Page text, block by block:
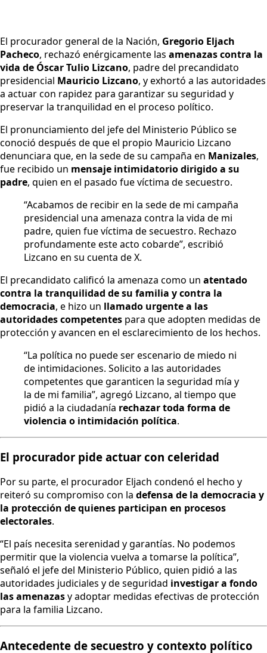
El procurador general de la Nación, Gregorio Eljach
Pacheco, rechazó enérgicamente las amenazas contra la
vida de Óscar Tulio Lizcano, padre del precandidato
presidencial Mauricio Lizcano, y exhortó a las autoridades
a actuar con rapidez para garantizar su seguridad y
preservar la tranquilidad en el proceso político.
El pronunciamiento del jefe del Ministerio Público se
conoció después de que el propio Mauricio Lizcano
denunciara que, en la sede de su campaña en Manizales,
fue recibido un mensaje intimidatorio dirigido a su
padre, quien en el pasado fue víctima de secuestro.
“Acabamos de recibir en la sede de mi campaña
presidencial una amenaza contra la vida de mi
padre, quien fue víctima de secuestro. Rechazo
profundamente este acto cobarde”, escribió
Lizcano en su cuenta de X.
El precandidato calificó la amenaza como un atentado
contra la tranquilidad de su familia y contra la
democracia, e hizo un llamado urgente a las
autoridades competentes para que adopten medidas de
protección y avancen en el esclarecimiento de los hechos.
“La política no puede ser escenario de miedo ni
de intimidaciones. Solicito a las autoridades
competentes que garanticen la seguridad mía y
la de mi familia”, agregó Lizcano, al tiempo que
pidió a la ciudadanía rechazar toda forma de
violencia o intimidación política.
El procurador pide actuar con celeridad
Por su parte, el procurador Eljach condenó el hecho y
reiteró su compromiso con la defensa de la democracia y
la protección de quienes participan en procesos
electorales.
“El país necesita serenidad y garantías. No podemos
permitir que la violencia vuelva a tomarse la política”,
señaló el jefe del Ministerio Público, quien pidió a las
autoridades judiciales y de seguridad investigar a fondo
las amenazasy adoptar medidas efectivas de protección
para la familia Lizcano.
Antecedente de secuestro y contexto político